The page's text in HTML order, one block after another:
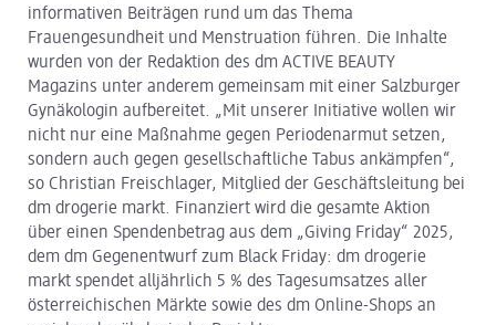
informativen Beiträgen rund um das Thema
Frauengesundheit und Menstruation führen. Die Inhalte
wurden von der Redaktion des dm ACTIVE BEAUTY
Magazins unter anderem gemeinsam mit einer Salzburger
Gynäkologin aufbereitet. „Mit unserer Initiative wollen wir
nicht nur eine Maßnahme gegen Periodenarmut setzen,
sondern auch gegen gesellschaftliche Tabus ankämpfen“,
so Christian Freischlager, Mitglied der Geschäftsleitung bei
dm drogerie markt. Finanziert wird die gesamte Aktion
über einen Spendenbetrag aus dem „Giving Friday“ 2025,
dem dm Gegenentwurf zum Black Friday: dm drogerie
markt spendet alljährlich 5 % des Tagesumsatzes aller
österreichischen Märkte sowie des dm Online-Shops an